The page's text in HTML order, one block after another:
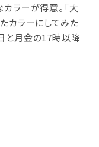
ラーが得意。「大
カラーにしてみた
と月金の17時以降